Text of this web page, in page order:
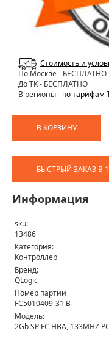
Стоимость и
По Москве- БЕСПЛАТНО
До ТК - БЕСПЛАТНО
В регионы - по тарифам
В КОРЗИНУ
БЫСТРЫЙ ЗАКАЗ В
Информация
sku:
13486
Категория:
Контроллер
Бренд:
QLogic
Номер партии
FC5010409-31 B
Модель:
2Gb SP FC HBA, 133MHZ